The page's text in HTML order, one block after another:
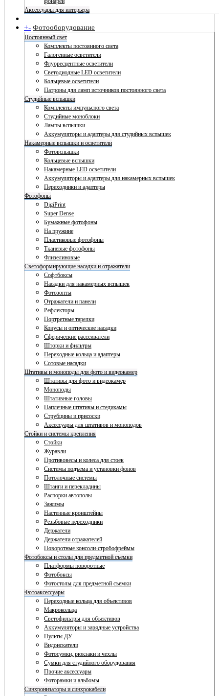
Аксессуары для интерьера
+- Фотооборудование
Постоянный свет
Комплекты постоянного света
Галогенные осветители
Флуоресцентные осветители
Светодиодные LED осветители
Кольцевые осветители
Патроны для ламп источников постоянного света
Студийные вспышки
Комплекты импульсного света
Студийные моноблоки
Лампы вспышки
Аккумуляторы и адаптеры для студийных вспышек
Накамерные вспышки и осветители
Фотовспышки
Кольцевые вспышки
Накамерные LED осветители
Аккумуляторы и адаптеры для накамерных вспышек
Переходники и адаптеры
Фотофоны
DigiPrint
Super Dense
Бумажные фотофоны
На пружине
Пластиковые фотофоны
Тканевые фотофоны
Флизелиновые
Светоформирующие насадки и отражатели
Софтбоксы
Насадки для накамерных вспышек
Фотозонты
Отражатели и панели
Рефлекторы
Портретные тарелки
Конусы и оптические насадки
Сферические рассеиватели
Шторки и фильтры
Переходные кольца и адаптеры
Сотовые насадки
Штативы и моноподы для фото и видеокамер
Штативы для фото и видеокамер
Моноподы
Штативные головы
Наплечные штативы и стедикамы
Струбцины и присоски
Аксессуары для штативов и моноподов
Стойки и системы крепления
Стойки
Журавли
Противовесы и колеса для стоек
Системы подъема и установки фонов
Потолочные системы
Штанги и перекладины
Распорки автополы
Зажимы
Настенные кронштейны
Резьбовые переходники
Держатели
Держатели отражателей
Поворотные консоли-стробофреймы
Фотобоксы и столы для предметной съемки
Платформы поворотные
Фотобоксы
Фотостолы для предметной съемки
Фотоаксессуары
Переходные кольца для объективов
Макрокольца
Светофильтры для объективов
Аккумуляторы и зарядные устройства
Пульты ДУ
Видоискатели
Фотосумки, рюкзаки и чехлы
Сумки для студийного оборудования
Прочие аксессуары
Фоторамки и альбомы
Синхронизаторы и синхрокабели